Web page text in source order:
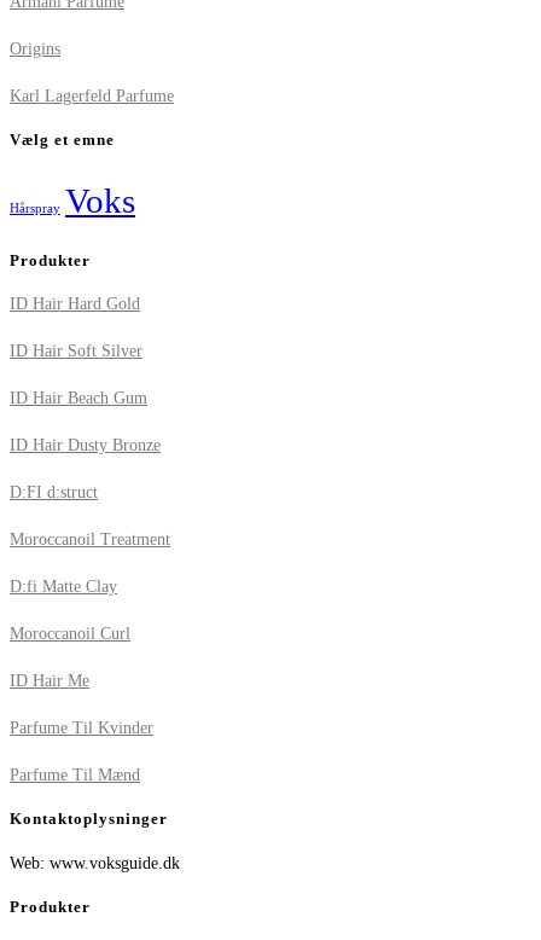
Origins
Karl Lagerfeld Parfume
Vælg et emne
Hårspray Voks
Produkter
ID Hair Hard Gold
ID Hair Soft Silver
ID Hair Beach Gum
ID Hair Dusty Bronze
D:FI d:struct
Moroccanoil Treatment
D:fi Matte Clay
Moroccanoil Curl
ID Hair Me
Parfume Til Kvinder
Parfume Til Mænd
Kontaktoplysninger
Web: www.voksguide.dk
Produkter